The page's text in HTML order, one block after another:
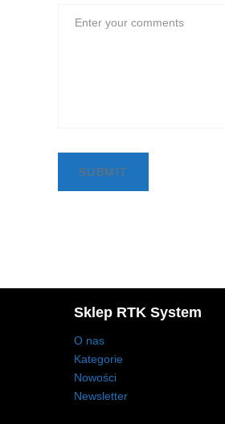
Sklep RTK System
O nas
Kategorie
Nowości
Newsletter